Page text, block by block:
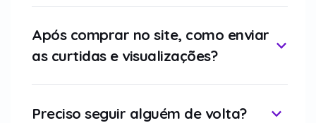
Após comprar no site, como enviar
as curtidas e visualizações?
Preciso seguir alguém de volta?